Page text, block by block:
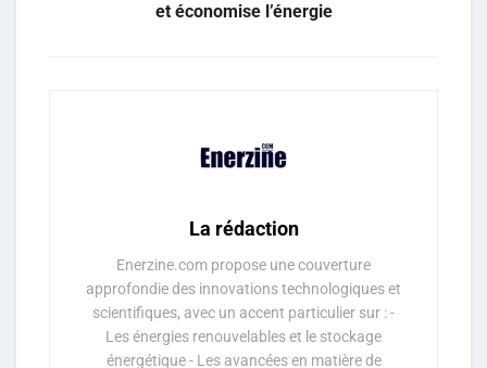
et économise l’énergie
La rédaction
Enerzine.com propose une couverture
approfondie des innovations technologiques et
scientifiques, avec un accent particulier sur : -
Les énergies renouvelables et le stockage
énergétique - Les avancées en matière de